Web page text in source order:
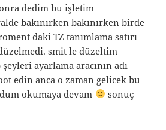
dedim bu işletim
bakınırken bakınırken birde
daki TZ tanımlama satırı
smit le düzeltim
ayarlama aracının adı
edin anca o zaman gelicek bu
okumaya devam
sonuç